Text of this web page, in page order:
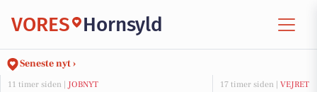
VORES Hornsyld
Seneste nyt ›
11 timer siden | JOBNYT 17 timer siden | VEJRET